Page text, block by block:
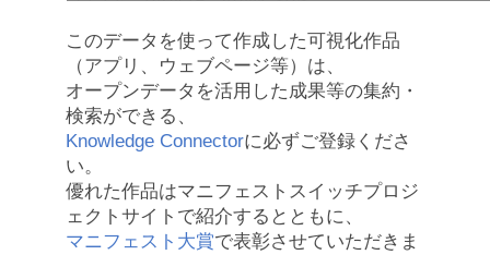
このデータを使って作成した可視化作品
（アプリ、ウェブページ等）は、
オープンデータを活用した成果等の集約・
検索ができる、
Knowledge Connectorに必ずご登録くださ
い。
優れた作品はマニフェストスイッチプロジ
ェクトサイトで紹介するとともに、
マニフェスト大賞で表彰させていただきま